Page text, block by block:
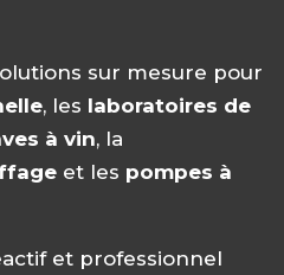
sur mesure pour
, les laboratoires de
à vin, la
et les pompes à
et professionnel